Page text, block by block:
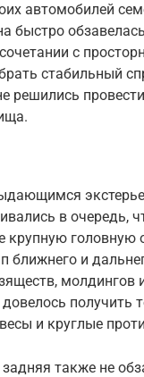
автомобилей
быстро
с
стабильный
решились
в очередь,
крупную головную
ближнего и
молдингов
получить
и круглые
задняя также не